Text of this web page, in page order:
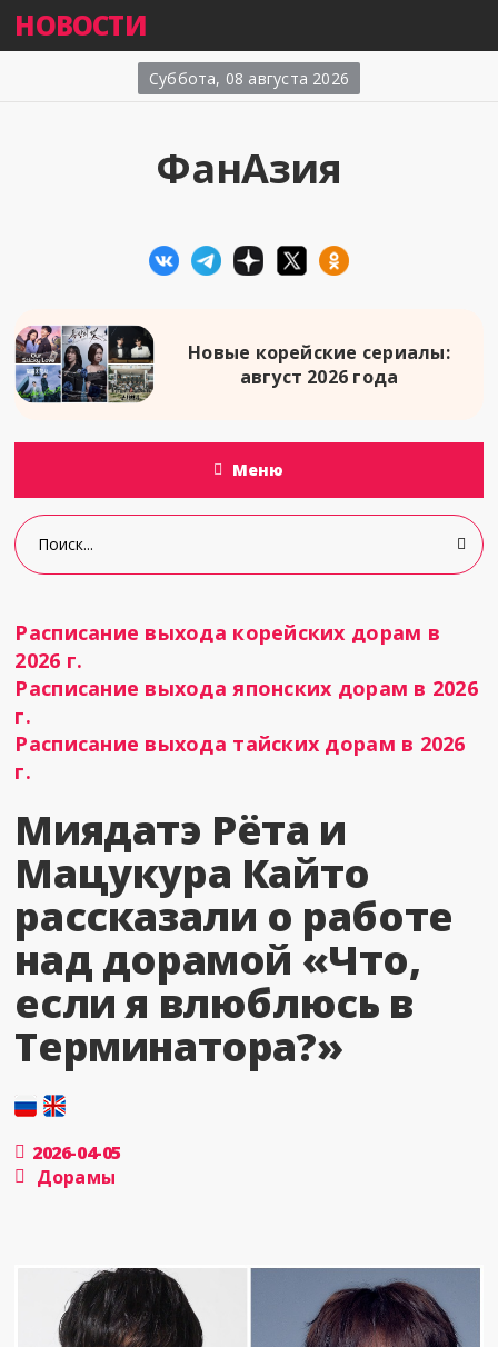
НОВОСТИ
Суббота, 08 августа 2026
ФанАзия
Новые корейские сериалы:
август 2026 года
Меню
Расписание выхода корейских дорам в
2026 г.
Расписание выхода японских дорам в 2026
г.
Расписание выхода тайских дорам в 2026
г.
Миядатэ Рёта и
Мацукура Кайто
рассказали о работе
над дорамой «Что,
если я влюблюсь в
Терминатора?»
2026-04-05
Дорамы